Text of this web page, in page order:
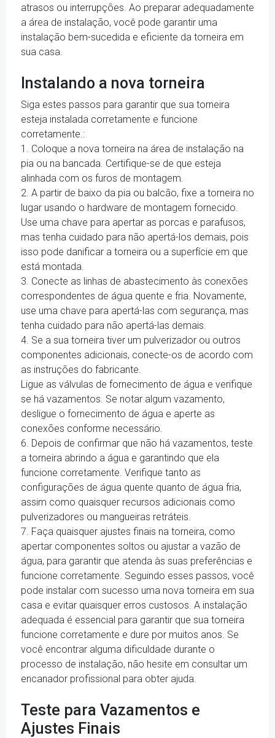
atrasos ou interrupções. Ao preparar adequadamente
a área de instalação, você pode garantir uma
instalação bem-sucedida e eficiente da torneira em
sua casa.
Instalando a nova torneira
Siga estes passos para garantir que sua torneira
esteja instalada corretamente e funcione
corretamente.:
1. Coloque a nova torneira na área de instalação na
pia ou na bancada. Certifique-se de que esteja
alinhada com os furos de montagem.
2. A partir de baixo da pia ou balcão, fixe a torneira no
lugar usando o hardware de montagem fornecido.
Use uma chave para apertar as porcas e parafusos,
mas tenha cuidado para não apertá-los demais, pois
isso pode danificar a torneira ou a superfície em que
está montada.
3. Conecte as linhas de abastecimento às conexões
correspondentes de água quente e fria. Novamente,
use uma chave para apertá-las com segurança, mas
tenha cuidado para não apertá-las demais.
4. Se a sua torneira tiver um pulverizador ou outros
componentes adicionais, conecte-os de acordo com
as instruções do fabricante.
Ligue as válvulas de fornecimento de água e verifique
se há vazamentos. Se notar algum vazamento,
desligue o fornecimento de água e aperte as
conexões conforme necessário.
6. Depois de confirmar que não há vazamentos, teste
a torneira abrindo a água e garantindo que ela
funcione corretamente. Verifique tanto as
configurações de água quente quanto de água fria,
assim como quaisquer recursos adicionais como
pulverizadores ou mangueiras retráteis.
7. Faça quaisquer ajustes finais na torneira, como
apertar componentes soltos ou ajustar a vazão de
água, para garantir que atenda às suas preferências e
funcione corretamente. Seguindo esses passos, você
pode instalar com sucesso uma nova torneira em sua
casa e evitar quaisquer erros custosos. A instalação
adequada é essencial para garantir que sua torneira
funcione corretamente e dure por muitos anos. Se
você encontrar alguma dificuldade durante o
processo de instalação, não hesite em consultar um
encanador profissional para obter ajuda.
Teste para Vazamentos e
Ajustes Finais